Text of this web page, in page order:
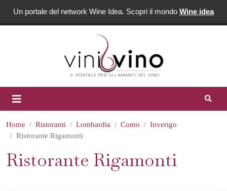
Un portale del network Wine Idea. Scopri il mondo Wine idea
Home Ristoranti Lombardia Como
Inverigo
Ristorante Rigamonti
Ristorante Rigamonti